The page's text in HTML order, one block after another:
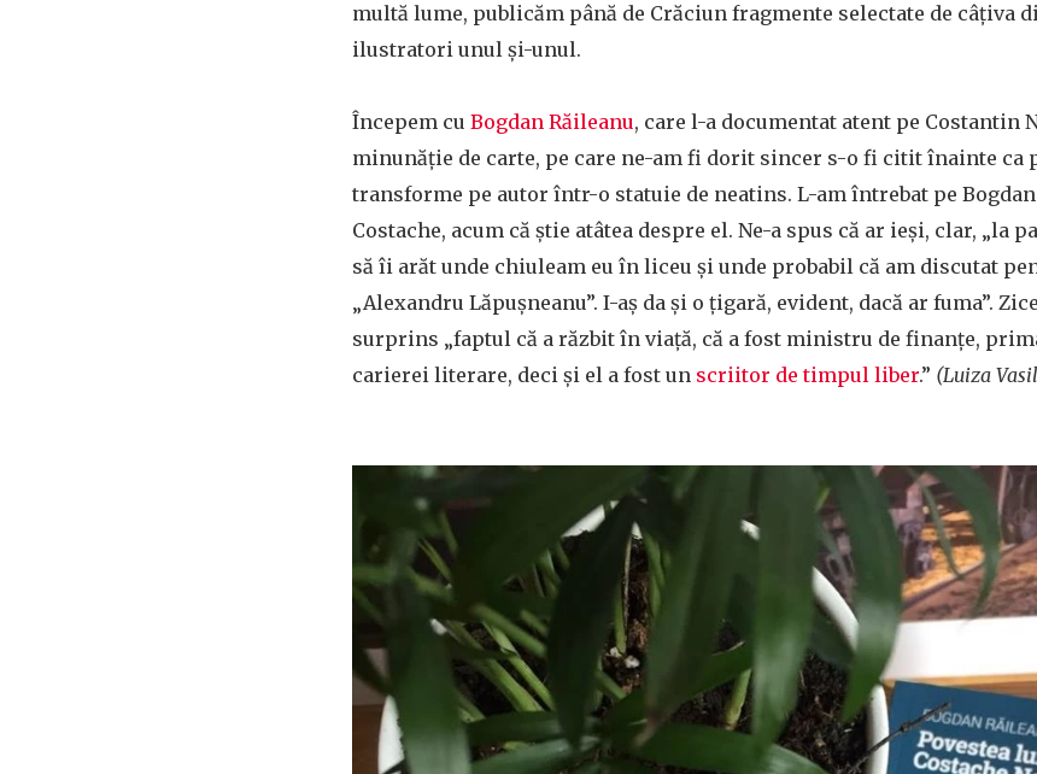
multă lume, publicăm până de Crăciun fragmente selectate de câțiva
ilustratori unul și-unul.
Începem cu Bogdan Răileanu, care l-a documentat atent pe Costantin
minunăție de carte, pe care ne-am fi dorit sincer s-o fi citit înainte ca
transforme pe autor într-o statuie de neatins. L-am întrebat pe Bogdan
Costache, acum că știe atâtea despre el. Ne-a spus că ar ieși, clar, „la
să îi arăt unde chiuleam eu în liceu și unde probabil că am discutat
„Alexandru Lăpușneanu”. I-aș da și o țigară, evident, dacă ar fuma”.
surprins „faptul că a răzbit în viață, că a fost ministru de finanțe,
carierei literare, deci și el a fost un scriitor de timpul liber.” (Luiza